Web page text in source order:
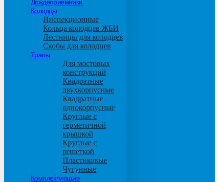
Дождеприемники
Колодцы
Инспекционные
Кольца колодцев ЖБИ
Лестницы для колодцев
Скобы для колодцев
Трапы
Для мостовых
конструкций
Квадратные
двухкорпусные
Квадратные
однокорпусные
Круглые с
герметичной
крышкой
Круглые с
решеткой
Пластиковые
Чугунные
Комплектующие